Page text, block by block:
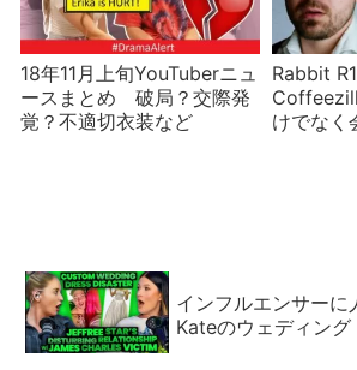
18年11月上旬YouTuberニュ
ースまとめ 破局？交際発
覚？不適切衣装など
Rabbit
けでな
インフルエンサー
Kateのウェディング